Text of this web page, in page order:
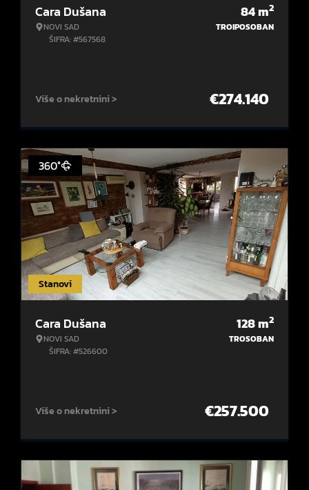
Cara Dušana
NOVI SAD
ŠIFRA: #567568
84m2
TROIPOSOBAN
Više o nekretnini > €274.140
Stanovi
360°
Cara Dušana
NOVI SAD
ŠIFRA: #526600
128m2
TROSOBAN
Više o nekretnini > €257.500